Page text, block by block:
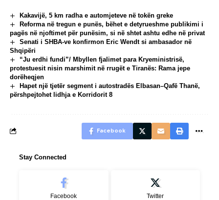
Kakavijë, 5 km radha e automjeteve në tokën greke
Reforma në tregun e punës, bëhet e detyrueshme publikimi i
pagës në njoftimet për punësim, si në shtet ashtu edhe në privat
Senati i SHBA-ve konfirmon Eric Wendt si ambasador në
Shqipëri
“Ju erdhi fundi”/ Mbyllen fjalimet para Kryeministrisë,
protestuesit nisin marshimit në rrugët e Tiranës: Rama jepe
dorëheqjen
Hapet një tjetër segment i autostradës Elbasan–Qafë Thanë,
përshpejtohet lidhja e Korridorit 8
Facebook
Stay Connected
Facebook Twitter